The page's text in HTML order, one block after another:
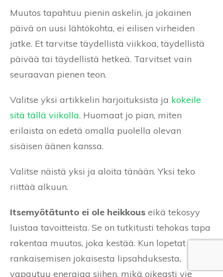
Muutos tapahtuu pienin askelin, ja jokainen
päivä on uusi lähtökohta, ei eilisen virheiden
jatke. Et tarvitse täydellistä viikkoa, täydellistä
päivää tai täydellistä hetkeä. Tarvitset vain
seuraavan pienen teon.
Valitse yksi artikkelin harjoituksista ja kokeile
sitä tällä viikolla. Huomaat jo pian, miten
erilaista on edetä omalla puolella olevan
sisäisen äänen kanssa.
Valitse näistä yksi ja aloita tänään. Yksi teko
riittää alkuun.
Itsemyötätunto ei ole heikkous eikä tekosyy
luistaa tavoitteista. Se on tutkitusti tehokas tapa
rakentaa muutos, joka kestää. Kun lopetat itsesi
rankaisemisen jokaisesta lipsahduksesta,
vapautuu energiaa siihen, mikä oikeasti vie